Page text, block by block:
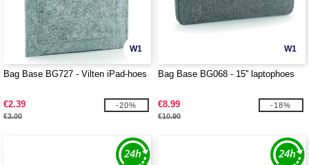
W1
Bag Base BG727 - Vilten iPad-hoes
€2.39
€3.00
-20%
W1
Bag Base BG068 - 15'' laptophoes
€8.99
€10.90
-18%